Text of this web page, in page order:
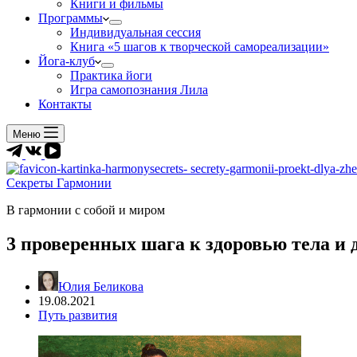
Книги и фильмы
Программы
Индивидуальная сессия
Книга «5 шагов к творческой самореализации»
Йога-клуб
Практика йоги
Игра самопознания Лила
Контакты
Меню
Секреты Гармонии
В гармонии c собой и миром
3 проверенных шага к здоровью тела и
Юлия Беликова
19.08.2021
Путь развития